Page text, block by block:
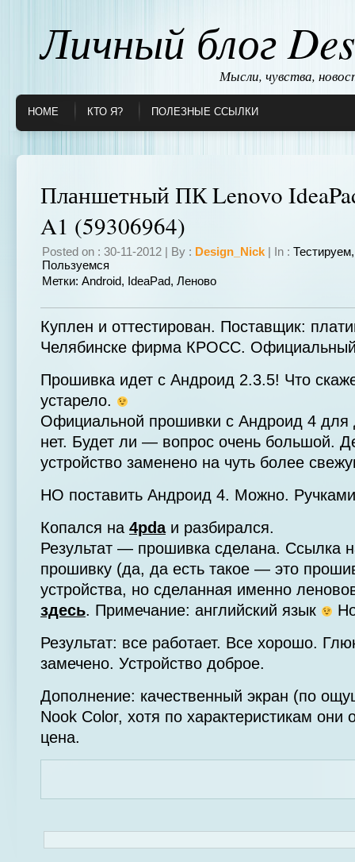
Личный блог
Мысли, чувства,
HOME КТО Я? ПОЛЕЗНЫЕ ССЫЛКИ
Планшетный ПК Lenovo
A1 (59306964)
Posted on : 30-11-2012 | By : Design_Nick | In :
Пользуемся
Метки: Android, IdeaPad, Леново
Куплен и оттестирован. Поставщик:
Челябинске фирма КРОСС.
Прошивка идет с Андроид 2.3.5! Что
устарело.
Официальной прошивки с Андроид 4 для
нет. Будет ли — вопрос очень большой.
устройство заменено на чуть более
НО поставить Андроид 4. Можно.
Копался на 4pdaи разбирался.
Результат — прошивка сделана. Ссылка
прошивку (да, да есть такое — это
устройства, но сделанная именно
здесь. Примечание: английский язык
Результат: все работает. Все хорошо.
замечено. Устройство доброе.
Дополнение: качественный экран (по
Nook Color, хотя по характеристикам
цена.